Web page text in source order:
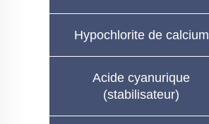
Hypochlorite de calcium
Acide cyanurique
(stabilisateur)